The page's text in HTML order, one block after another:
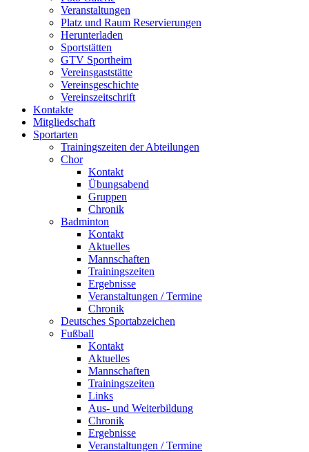
Veranstaltungen
Platz und Raum Reservierungen
Herunterladen
Sportstätten
GTV Sportheim
Vereinsgaststätte
Vereinsgeschichte
Vereinszeitschrift
Kontakte
Mitgliedschaft
Sportarten
Trainingszeiten der Abteilungen
Chor
Kontakt
Übungsabend
Gruppen
Chronik
Badminton
Kontakt
Aktuelles
Mannschaften
Trainingszeiten
Ergebnisse
Veranstaltungen / Termine
Chronik
Deutsches Sportabzeichen
Fußball
Kontakt
Aktuelles
Mannschaften
Trainingszeiten
Links
Aus- und Weiterbildung
Chronik
Ergebnisse
Veranstaltungen / Termine